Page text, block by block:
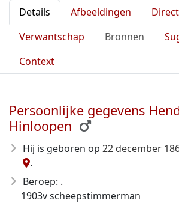
Details Afbeeldingen
Verwantschap
Bronnen
Context
Persoonlijke gegevens
Hinloopen
Hij is geboren op 22 december
.
Beroep: .
1903v scheepstimmerman